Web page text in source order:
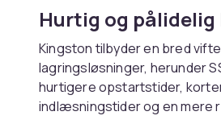
Hurtig og pålidelig
Kingston tilbyder en bred
lagringsløsninger, herunder
hurtigere opstartstider,
indlæsningstider og en mere